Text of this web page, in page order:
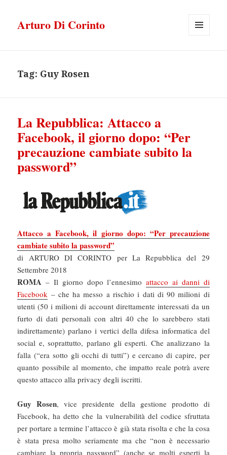
Arturo Di Corinto
Tag: Guy Rosen
La Repubblica: Attacco a
Facebook, il giorno dopo: “Per
precauzione cambiate subito la
password”
Attacco a Facebook, il giorno dopo: “Per precauzione
cambiate subito la password”
di ARTURO DI CORINTO per La Repubblica del 29
Settembre 2018
ROMA– Il giorno dopo l’ennesimoattacco ai danni di
Facebook – che ha messo a rischio i dati di 90 milioni di
utenti (50 i milioni di account direttamente interessati da un
furto di dati personali con altri 40 che lo sarebbero stati
indirettamente) parlano i vertici della difesa informatica del
social e, soprattutto, parlano gli esperti. Che analizzano la
falla (“era sotto gli occhi di tutti”) e cercano di capire, per
quanto possibile al momento, che impatto reale potrà avere
questo attacco alla privacy degli iscritti.
Guy Rosen, vice presidente della gestione prodotto di
Facebook, ha detto che la vulnerabilità del codice sfruttata
per portare a termine l’attacco è già stata risolta e che la cosa
è stata presa molto seriamente ma che “non è necessario
cambiare la propria password” (anche se molti esperti la